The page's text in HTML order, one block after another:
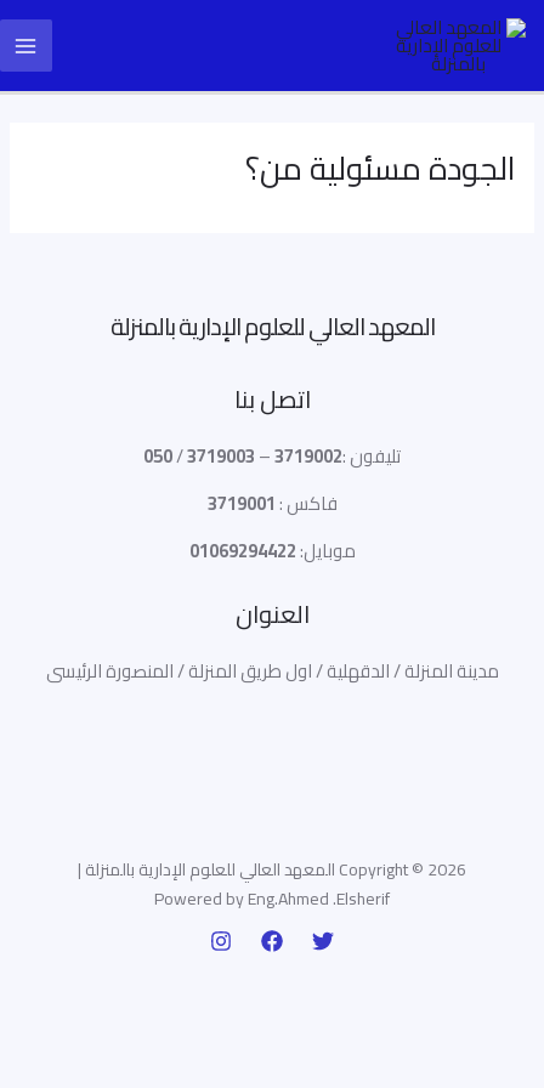
تخطي
إلى
المحتوى
الجودة مسئولية من؟
المعهد العالي للعلوم الإدارية بالمنزلة
اتصل بنا
تليفون :3719002
–
3719003
/
050
فاكس :3719001
موبايل:01069294422
العنوان
مدينة المنزلة / الدقهلية / اول طريق المنزلة / المنصورة الرئيسى
Copyright © 2026 المعهد العالي للعلوم الإدارية بالمنزلة |
Powered by Eng.Ahmed .Elsherif